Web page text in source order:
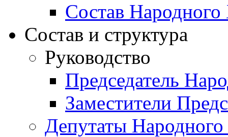
Состав
Состав и структура
Руководство
Председатель
Заместители
Депутаты